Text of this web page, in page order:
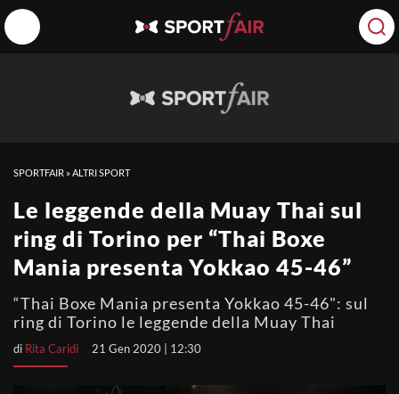
SPORTFAIR »ALTRI SPORT
Le leggende della Muay Thai sul
ring di Torino per “Thai Boxe
Mania presenta Yokkao 45-46”
“Thai Boxe Mania presenta Yokkao 45-46": sul
ring di Torino le leggende della Muay Thai
di Rita Caridi 21 Gen 2020 | 12:30